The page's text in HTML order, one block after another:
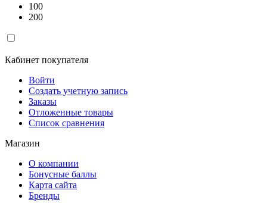
100
200
Кабинет покупателя
Войти
Создать учетную запись
Заказы
Отложенные товары
Список сравнения
Магазин
О компании
Бонусные баллы
Карта сайта
Бренды